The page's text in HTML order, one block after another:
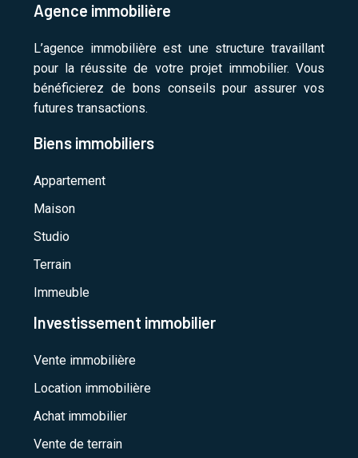
Agence immobilière
L’agence immobilière est une structure travaillant
pour la réussite de votre projet immobilier. Vous
bénéficierez de bons conseils pour assurer vos
futures transactions.
Biens immobiliers
Appartement
Maison
Studio
Terrain
Immeuble
Investissement immobilier
Vente immobilière
Location immobilière
Achat immobilier
Vente de terrain